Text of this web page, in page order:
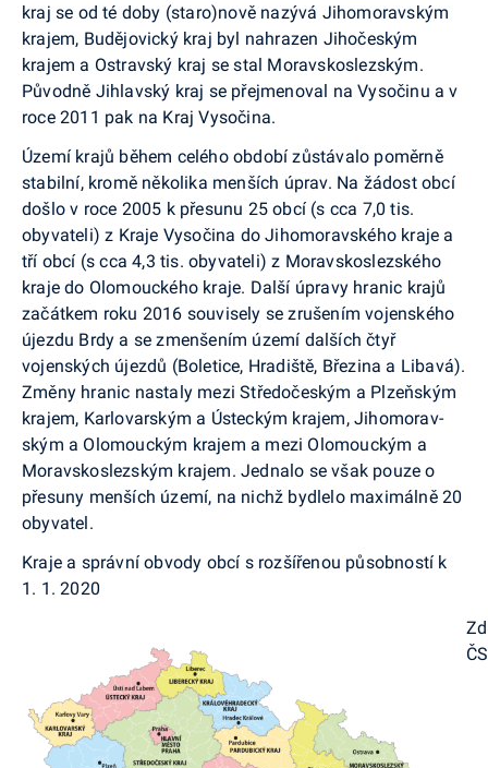
kraj se od té doby (staro)nově nazývá Jiho­moravským
krajem, Budějovický kraj byl nahrazen Jihočeským
krajem a Ostravský kraj se stal Morav­skoslezským.
Původně Jihlavský kraj se přejmenoval na Vysočinu a v
roce 2011 pak na Kraj Vysočina.
Území krajů během celého období zůstávalo poměrně
stabilní, kromě několika menších úprav. Na žádost obcí
došlo v roce 2005 k přesunu 25 obcí (s cca 7,0 tis.
obyvateli) z Kraje Vysočina do Jiho­moravského kraje a
tří obcí (s cca 4,3 tis. obyva­teli) z Moravskoslezského
kraje do Olomouckého kraje. Další úpravy hranic krajů
začátkem roku 2016 souvisely se zrušením vojenského
újezdu Brdy a se zmenšením území dalších čtyř
vojenských újezdů (Boletice, Hradiště, Březina a Libavá).
Změny hra­nic nastaly mezi Středočeským a Plzeňským
kra­jem, Karlovarským a Ústeckým krajem, Jihomorav­
ským a Olomouckým krajem a mezi Olomouckým a
Moravskoslezským krajem. Jednalo se však pouze o
přesuny menších území, na nichž bydlelo maxi­málně 20
obyvatel.
Kraje a správní obvody obcí s rozšířenou působností k
1. 1. 2020